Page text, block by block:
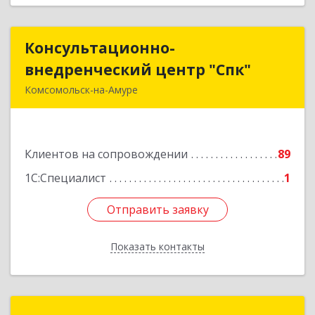
Консультационно-
внедренческий центр "Спк"
Комсомольск-на-Амуре
Клиентов на сопровождении
89
1С:Специалист
1
Отправить заявку
Показать контакты
Консультационно-
внедренческий центр "Спк"
Подробнее
Отправить заявку
Назад